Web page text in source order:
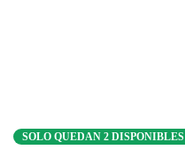
SOLO QUEDAN 2 DISPONIBLES